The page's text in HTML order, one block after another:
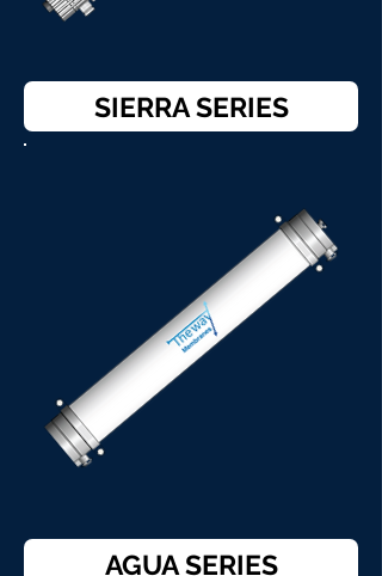
SIERRA SERIES
AGUA SERIES